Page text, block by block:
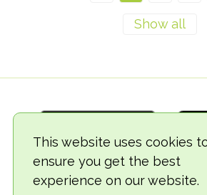
This website uses cookies
ensure you get the best
experience on our website.
© 2018-2026 TheVegCat